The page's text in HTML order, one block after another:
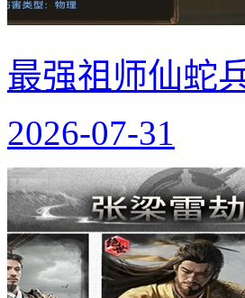
最强祖师仙蛇
2026-07-31